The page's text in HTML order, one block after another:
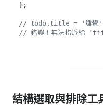
};
// todo.title = '睡覺
// 錯誤！無法指派給
結構選取與排除工